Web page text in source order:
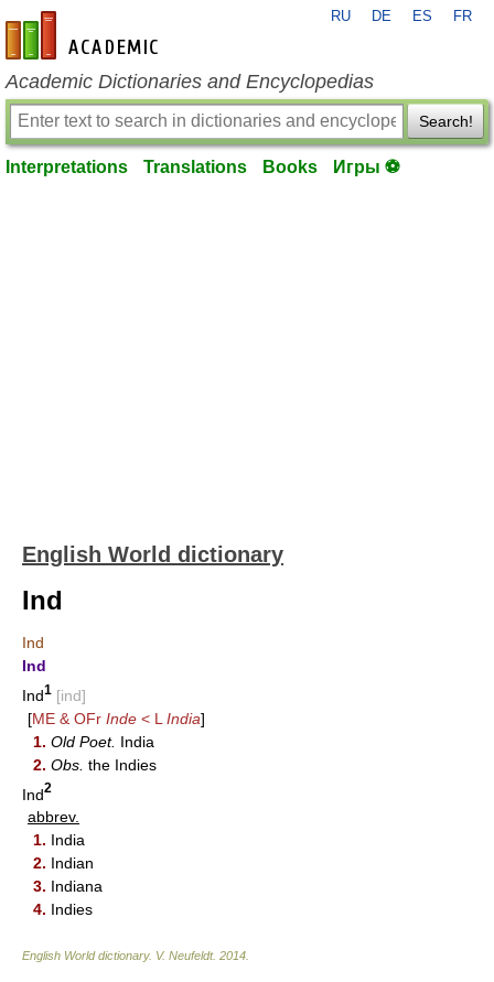
en-academic.com
RU DE ES FR
Academic Dictionaries and Encyclopedias
Search!
Interpretations Translations Books Игры ⚽
English World dictionary
Ind
Ind
Ind
Ind1 [ind]
[ME & OFr Inde < L India]
1. Old Poet. India
2. Obs. the Indies
Ind2
abbrev.
1. India
2. Indian
3. Indiana
4. Indies
English World dictionary. V. Neufeldt. 2014